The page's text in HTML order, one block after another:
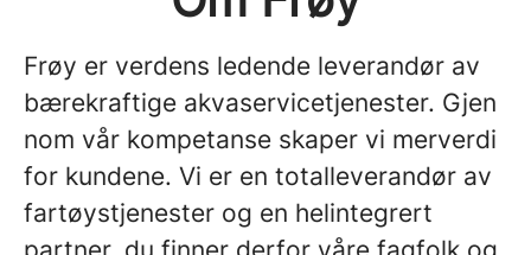
Frøy er verdens ledende leverandør av
bærekraftige akvaservicetjenester. Gjen
nom vår kompetanse skaper vi merverdi
for kundene. Vi er en totalleverandør av
fartøystjenester og en helintegrert